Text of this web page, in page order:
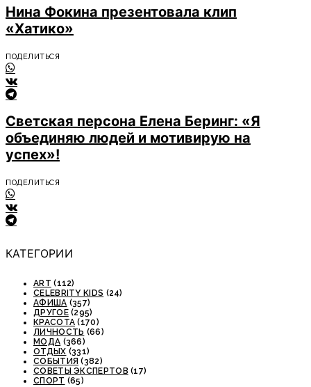
Нина Фокина презентовала клип
«Хатико»
ПОДЕЛИТЬСЯ
Светская персона Елена Беринг: «Я
объединяю людей и мотивирую на
успех»!
ПОДЕЛИТЬСЯ
КАТЕГОРИИ
ART (112)
CELEBRITY KIDS (24)
АФИША (357)
ДРУГОЕ(295)
КРАСОТА (170)
ЛИЧНОСТЬ (66)
МОДА (366)
ОТДЫХ (331)
СОБЫТИЯ (382)
СОВЕТЫ ЭКСПЕРТОВ (17)
СПОРТ (65)